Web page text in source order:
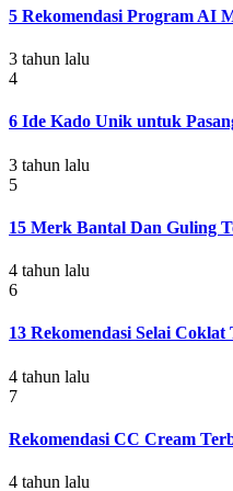
5 Rekomendasi Program AI
3 tahun lalu
4
6 Ide Kado Unik untuk
3 tahun lalu
5
15 Merk Bantal Dan Guling
4 tahun lalu
6
13 Rekomendasi Selai Coklat
4 tahun lalu
7
Rekomendasi CC Cream
4 tahun lalu